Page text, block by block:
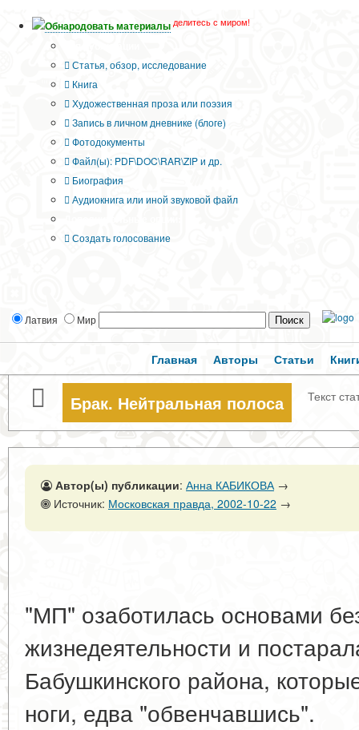
Обнародовать материалы делитесь с миром!
Статья, обзор, исследование
Книга
Художественная проза или поэзия
Запись в личном дневнике (блоге)
Фотодокументы
Файл(ы): PDF\DOC\RAR\ZIP и др.
Биография
Аудиокнига или иной звуковой файл
Создать голосование
Латвия Мир
Главная Авторы Статьи
Брак. Нейтральная полоса Текст
Автор(ы) публикации: Анна КАБИКОВА→
Источник: Московская правда, 2002-10-22 →
"МП" озаботилась основами
жизнедеятельности и
Бабушкинского района,
ноги, едва "обвенчавшись".